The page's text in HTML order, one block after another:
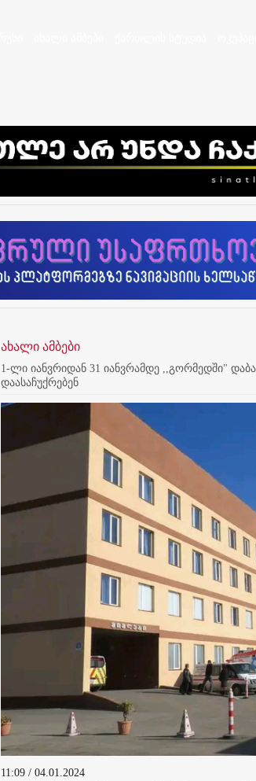
ახალი ამბები
1-ლი იანვრიდან 31 იანვრამდე ,,გორმედში"
დაასაჩუქრებენ
11:09 / 04.01.2024